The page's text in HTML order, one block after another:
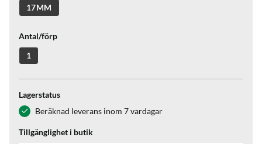
17MM
Antal/förp
1
Lagerstatus
Beräknad leverans inom 7 vardagar
Tillgänglighet i butik